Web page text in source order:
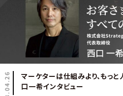
マーケターは仕組みより、もっと
口一希インタビュー